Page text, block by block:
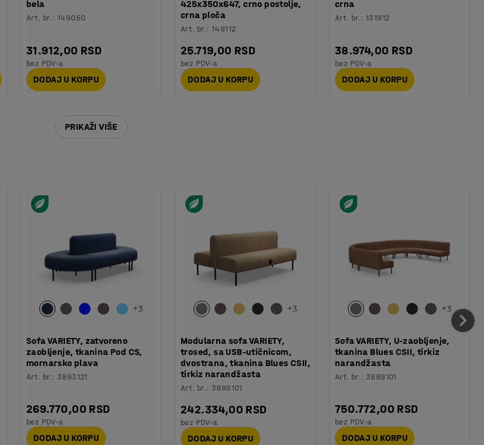
bela
Art. br.:149050
31.912,00 RSD
bez PDV-a
DODAJ U KORPU
425x350x647, crno postolje,
crna ploča
Art. br.:148112
25.719,00 RSD
bez PDV-a
DODAJ U KORPU
crna
Art. br.:131912
38.974,00 RSD
bez PDV-a
DODAJ U KORPU
PRIKAŽI VIŠE
+3
Sofa VARIETY, zatvoreno
zaobljenje, tkanina Pod CS,
mornarsko plava
Art. br.:3893121
269.770,00 RSD
bez PDV-a
DODAJ U KORPU
+3
Modularna sofa VARIETY,
trosed, sa USB-utičnicom,
dvostrana, tkanina Blues CSII,
tirkiz narandžasta
Art. br.:3895101
242.334,00 RSD
bez PDV-a
DODAJ U KORPU
+3
Sofa VARIETY, U-zaobljenje,
tkanina Blues CSII, tirkiz
narandžasta
Art. br.:3889101
750.772,00 RSD
bez PDV-a
DODAJ U KORPU